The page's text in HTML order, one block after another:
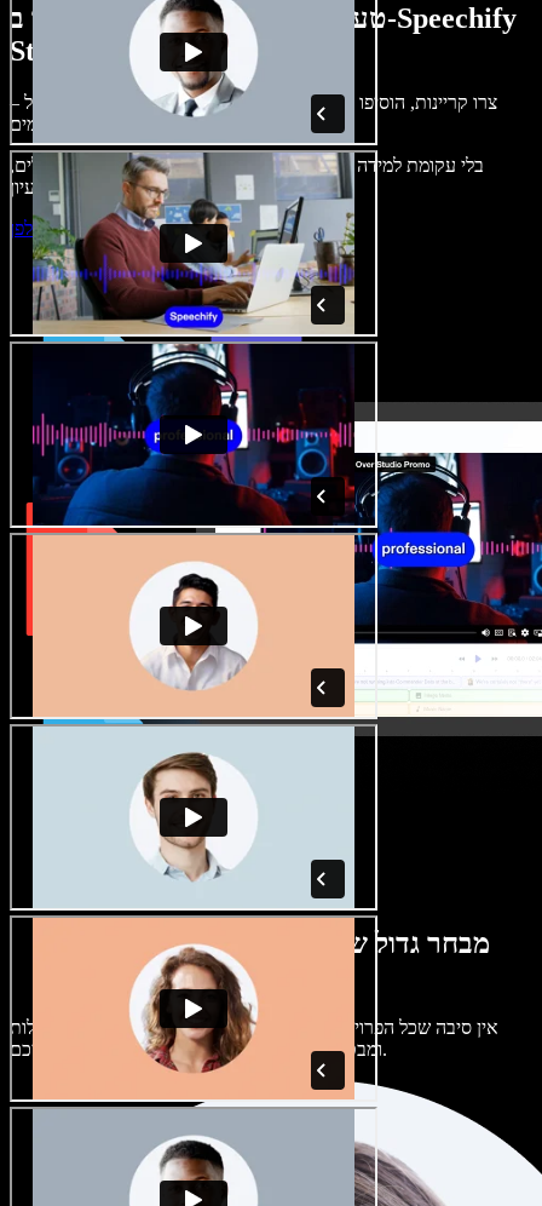
טעימה קטנה ממה שתוכלו ליצור ב-Speechify
Studio.
צרו קריינות, הוסיפו תמונות ללא זכויות, אודיו, סרטונים ושיבוט קול –
בלי עקומת למידה – הכול זמין בדפדפן. יוצרי תוכן כבר לא מוגבלים,
התחילו ליצור באולפן
מבחר גדול של קולות נשים וגברים במגוון
מבטאים
אין סיבה שכל הפרויקטים יישמעו אותו דבר. בחרו מתוך מאות קולות
ומבטאים של בינה מלאכותית והתאימו אותם אליכם.